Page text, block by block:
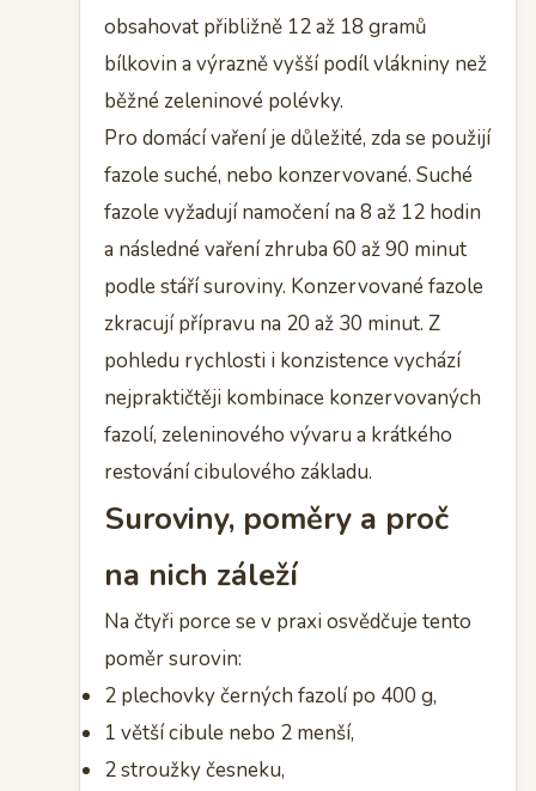
obsahovat přibližně 12 až 18 gramů
bílkovin a výrazně vyšší podíl vlákniny než
běžné zeleninové polévky.
Pro domácí vaření je důležité, zda se použijí
fazole suché, nebo konzervované. Suché
fazole vyžadují namočení na 8 až 12 hodin
a následné vaření zhruba 60 až 90 minut
podle stáří suroviny. Konzervované fazole
zkracují přípravu na 20 až 30 minut. Z
pohledu rychlosti i konzistence vychází
nejpraktičtěji kombinace konzervovaných
fazolí, zeleninového vývaru a krátkého
restování cibulového základu.
Suroviny, poměry a proč
na nich záleží
Na čtyři porce se v praxi osvědčuje tento
poměr surovin:
2 plechovky černých fazolí po 400 g,
1 větší cibule nebo 2 menší,
2 stroužky česneku,